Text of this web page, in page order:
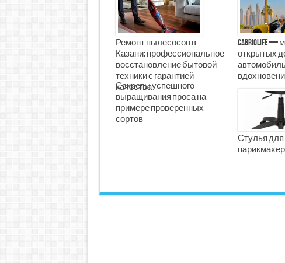
Ремонт пылесосов в
Казани: профессиональное
восстановление бытовой
техники с гарантией
качества
CabrioLife —
открытых
Секреты успешного
выращивания проса на
примере проверенных
сортов
Стулья для